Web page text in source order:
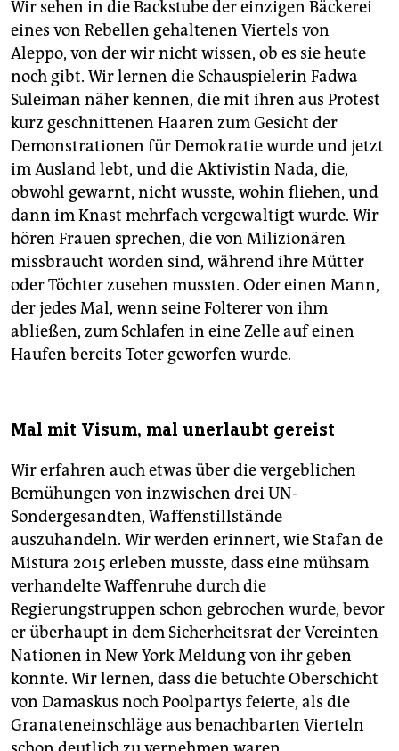
Wir sehen in die Backstube der einzigen Bäckerei
eines von Rebellen gehaltenen Viertels von
Aleppo, von der wir nicht wissen, ob es sie heute
noch gibt. Wir lernen die Schauspielerin Fadwa
Suleiman näher kennen, die mit ihren aus Protest
kurz geschnittenen Haaren zum Gesicht der
Demonstrationen für Demokratie wurde und jetzt
im Ausland lebt, und die Aktivistin Nada, die,
obwohl gewarnt, nicht wusste, wohin fliehen, und
dann im Knast mehrfach vergewaltigt wurde. Wir
hören Frauen sprechen, die von Milizionären
missbraucht worden sind, während ihre Mütter
oder Töchter zusehen mussten. Oder einen Mann,
der jedes Mal, wenn seine Folterer von ihm
abließen, zum Schlafen in eine Zelle auf einen
Haufen bereits Toter geworfen wurde.
Mal mit Visum, mal unerlaubt gereist
Wir erfahren auch etwas über die vergeblichen
Bemühungen von inzwischen drei UN-
Sondergesandten, Waffenstillstände
auszuhandeln. Wir werden erinnert, wie Stafan de
Mistura 2015 erleben musste, dass eine mühsam
verhandelte Waffenruhe durch die
Regierungstruppen schon gebrochen wurde, bevor
er überhaupt in dem Sicherheitsrat der Vereinten
Nationen in New York Meldung von ihr geben
konnte. Wir lernen, dass die betuchte Oberschicht
von Damaskus noch Poolpartys feierte, als die
Granateneinschläge aus benachbarten Vierteln